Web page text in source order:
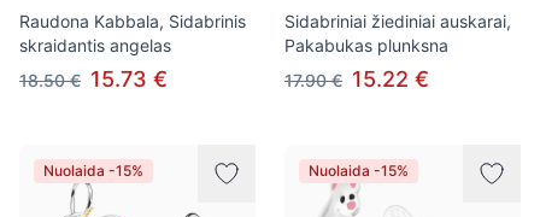
Raudona Kabbala, Sidabrinis
skraidantis angelas
18.50 € 15.73 €
Sidabriniai žiediniai auskarai,
Pakabukas plunksna
17.90 € 15.22 €
Nuolaida -15% Nuolaida -15%